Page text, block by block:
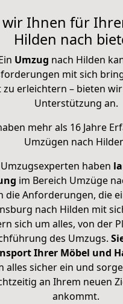
wir Ihnen für
Hilden nach
Umzug nach Hilden
mit sich
zu erleichtern – bieten
Unterstützung an.
mehr als 16 Jahre
Umzügen nach
haben
im Bereich Umzüge
die Anforderungen, die
nach Hilden mit
sich um alles, von der
des Umzugs.
Ihrer Möbel und
alles sicher ein und
an Ihrem neuen
ankommt.